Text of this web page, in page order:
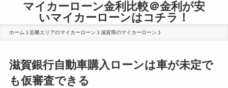
マイカーローン金利比較＠金利が安
いマイカーローンはコチラ！
ホーム 近畿エリアのマイカーローン 滋賀県のマイカーローン
滋賀銀行自動車購入ローンは車が未定で
も仮審査できる